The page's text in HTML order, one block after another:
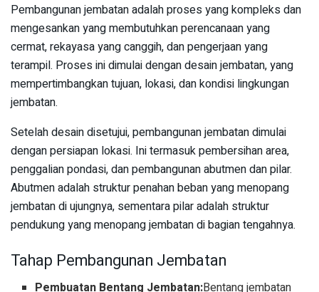
Pembangunan jembatan adalah proses yang kompleks dan
mengesankan yang membutuhkan perencanaan yang
cermat, rekayasa yang canggih, dan pengerjaan yang
terampil. Proses ini dimulai dengan desain jembatan, yang
mempertimbangkan tujuan, lokasi, dan kondisi lingkungan
jembatan.
Setelah desain disetujui, pembangunan jembatan dimulai
dengan persiapan lokasi. Ini termasuk pembersihan area,
penggalian pondasi, dan pembangunan abutmen dan pilar.
Abutmen adalah struktur penahan beban yang menopang
jembatan di ujungnya, sementara pilar adalah struktur
pendukung yang menopang jembatan di bagian tengahnya.
Tahap Pembangunan Jembatan
Pembuatan Bentang Jembatan:Bentang jembatan